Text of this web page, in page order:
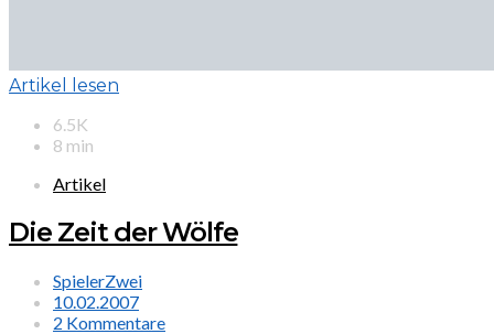
Artikel lesen
6.5K
8 min
Artikel
Die Zeit der Wölfe
SpielerZwei
10.02.2007
2 Kommentare